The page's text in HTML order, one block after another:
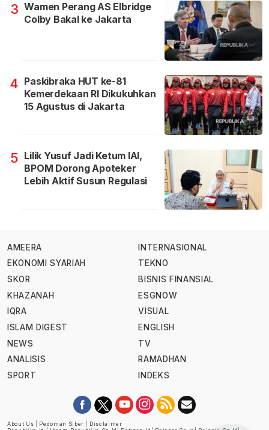
3 Wamen Perang AS Elbridge
Colby Bakal ke Jakarta
4 Paskibraka HUT ke-81
Kemerdekaan RI Dikukuhkan
15 Agustus di Jakarta
5 Lilik Yusuf Jadi Ketum IAI,
BPOM Dorong Apoteker
Lebih Aktif Susun Regulasi
AMEERA
EKONOMI SYARIAH
SKOR
KHAZANAH
IQRA
ISLAM DIGEST
NEWS
ANALISIS
SPORT
INTERNASIONAL
TEKNO
BISNIS FINANSIAL
ESGNOW
VISUAL
ENGLISH
TV
RAMADHAN
INDEKS
About Us Pedoman Siber
Disclaimer